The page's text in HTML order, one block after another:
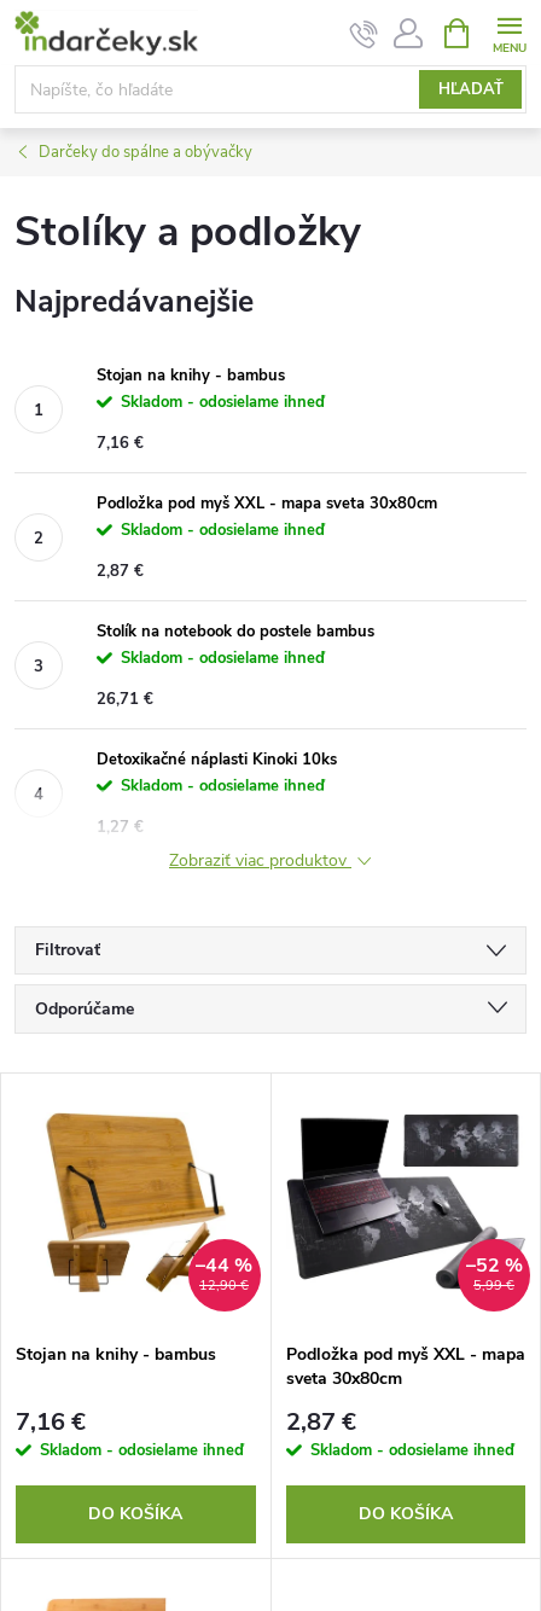
Prejsť
obsah
HĽADAŤ
KOŠÍK
Darčeky do spálne a obývačky
Stolíky a podložky
Najpredávanejšie
Stojan na knihy - bambus
Skladom - odosielame ihneď
7,16 €
Podložka pod myš XXL - mapa sveta 30x80cm
Skladom - odosielame ihneď
2,87 €
Stolík na notebook do postele bambus
Skladom - odosielame ihneď
26,71 €
Detoxikačné náplasti Kinoki 10ks
Skladom - odosielame ihneď
1,27 €
Zobraziť viac produktov
Filtrovať
R
a
e
p
r
o
Odporúčame
Najpredávanejšie
Abecedne
s
p
r
12,90 €
–44 %
Stojan na knihy - bambus
7,16 €
Skladom - odosielame ihneď
DO KOŠÍKA
5,99 €
–52 %
Podložka pod myš XXL - mapa
sveta 30x80cm
2,87 €
Skladom - odosielame ihneď
DO KOŠÍKA